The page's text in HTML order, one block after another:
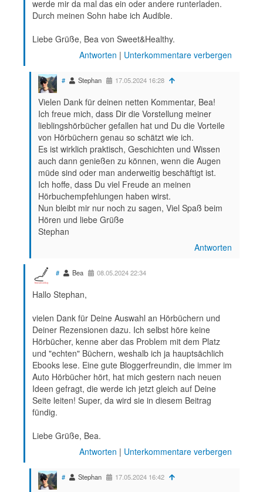
werde mir da mal das ein oder andere runterladen.
Durch meinen Sohn habe ich Audible.
Liebe Grüße, Bea von Sweet&Healthy.
Antworten | Unterkommentare verbergen
# Stephan 17.05.2024 16:28
Vielen Dank für deinen netten Kommentar, Bea!
Ich freue mich, dass Dir die Vorstellung meiner
lieblingshörbücher gefallen hat und Du die Vorteile
von Hörbüchern genau so schätzt wie ich.
Es ist wirklich praktisch, Geschichten und Wissen
auch dann genießen zu können, wenn die Augen
müde sind oder man anderweitig beschäftigt ist.
Ich hoffe, dass Du viel Freude an meinen
Hörbuchempfehlungen haben wirst.
Nun bleibt mir nur noch zu sagen, Viel Spaß beim
Hören und liebe Grüße
Stephan
Antworten
# Bea 08.05.2024 22:34
Hallo Stephan,
vielen Dank für Deine Auswahl an Hörbüchern und
Deiner Rezensionen dazu. Ich selbst höre keine
Hörbücher, kenne aber das Problem mit dem Platz
und "echten" Büchern, weshalb ich ja hauptsächlich
Ebooks lese. Eine gute Bloggerfreundin, die immer im
Auto Hörbücher hört, hat mich gestern nach neuen
Ideen gefragt, die werde ich jetzt gleich auf Deine
Seite leiten! Super, da wird sie in diesem Beitrag
fündig.
Liebe Grüße, Bea.
Antworten | Unterkommentare verbergen
# Stephan 17.05.2024 16:42